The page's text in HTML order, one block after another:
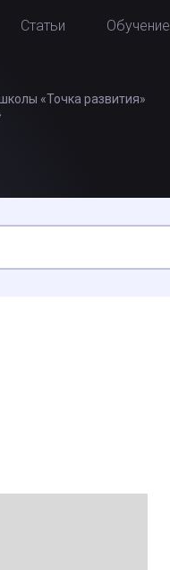
Статьи Обучение
«Точка развития»